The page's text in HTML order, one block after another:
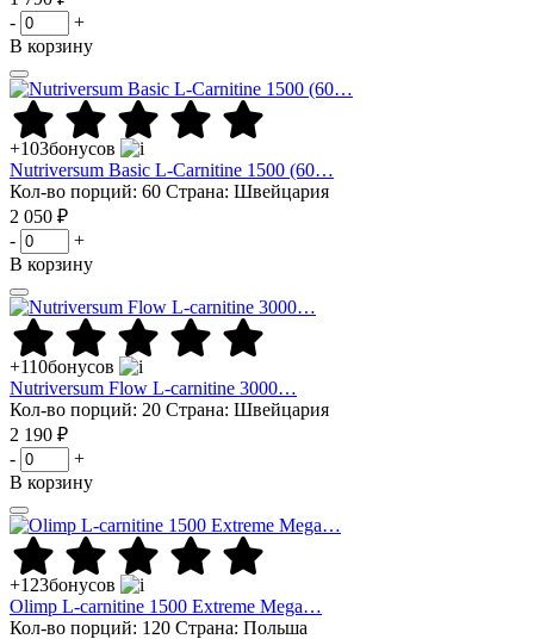
-
+
В корзину
+103бонусов
Nutriversum Basic L-Carnitine 1500 (60…
Кол-во порций: 60 Страна: Швейцария
2 050 ₽
-
+
В корзину
+110бонусов
Nutriversum Flow L-carnitine 3000…
Кол-во порций: 20 Страна: Швейцария
2 190 ₽
-
+
В корзину
+123бонусов
Olimp L-carnitine 1500 Extreme Mega…
Кол-во порций: 120 Страна: Польша